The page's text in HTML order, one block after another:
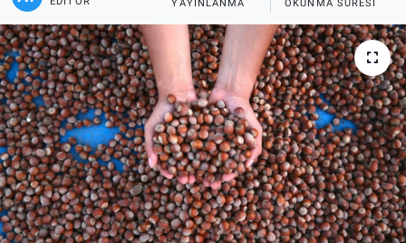
YAYINLANMA OKUNMA SÜRESI